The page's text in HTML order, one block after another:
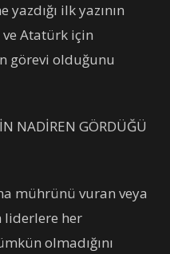
ilk yazının
Atatürk için
görevi olduğunu
NADİREN GÖRDÜĞÜ
mührünü vuran veya
liderlere her
olmadığını